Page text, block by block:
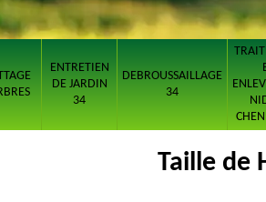
ENTRETIEN
DE JARDIN
34
DEBROUSSAILLAGE
34
Taille de